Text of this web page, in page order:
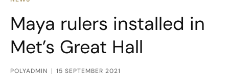
Maya rulers installed in
Met’s Great Hall
POLYADMIN 15 SEPTEMBER 2021